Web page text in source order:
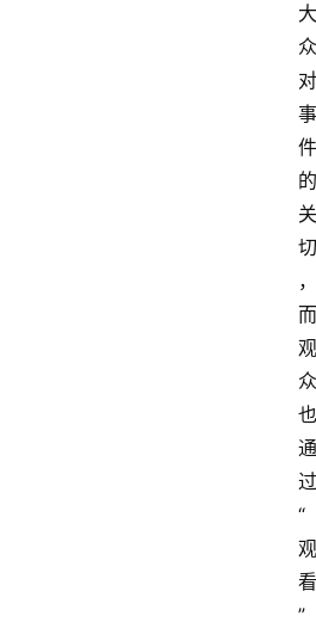
大
众
对
事
件
的
关
切
，
而
观
众
也
通
过
“
观
看
”